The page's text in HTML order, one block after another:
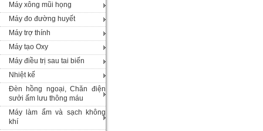
Máy xông mũi họng
Máy đo đường huyết
Máy trợ thính
Máy tạo Oxy
Máy điều trị sau tai biến
Nhiệt kế
Đèn hồng ngoại, Chăn điện
sưởi ấm lưu thông máu
Máy làm ẩm và sạch không
khí